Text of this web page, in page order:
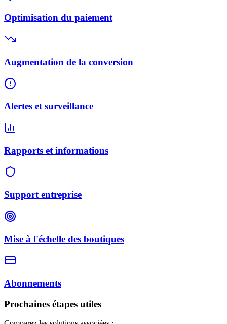
Optimisation du paiement
Augmentation de la conversion
Alertes et surveillance
Rapports et informations
Support entreprise
Mise à l'échelle des boutiques
Abonnements
Prochaines étapes utiles